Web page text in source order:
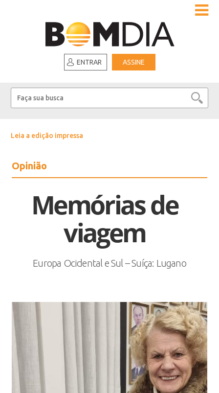
ENTRAR ASSINE
Leia a edição impressa
Opinião
Memórias de
viagem
Europa Ocidental e Sul – Suíça: Lugano